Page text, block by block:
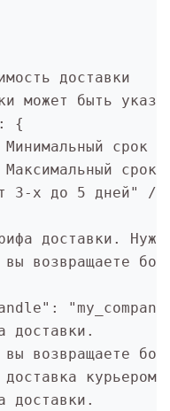
доставки
может быть
{
срок
срок
3-х до 5 дней"
доставки.
возвращаете
доставки.
возвращаете
доставки.